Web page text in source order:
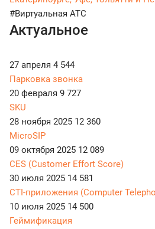
#Виртуальная АТС
Актуальное
27 апреля 4 544
Парковка звонка
20 февраля 9 727
SKU
28 ноября 2025 12 360
MicroSIP
09 октября 2025 12 089
CES (Customer Effort Score)
30 июля 2025 14 581
CTI-приложения (Computer
10 июля 2025 14 500
Геймификация